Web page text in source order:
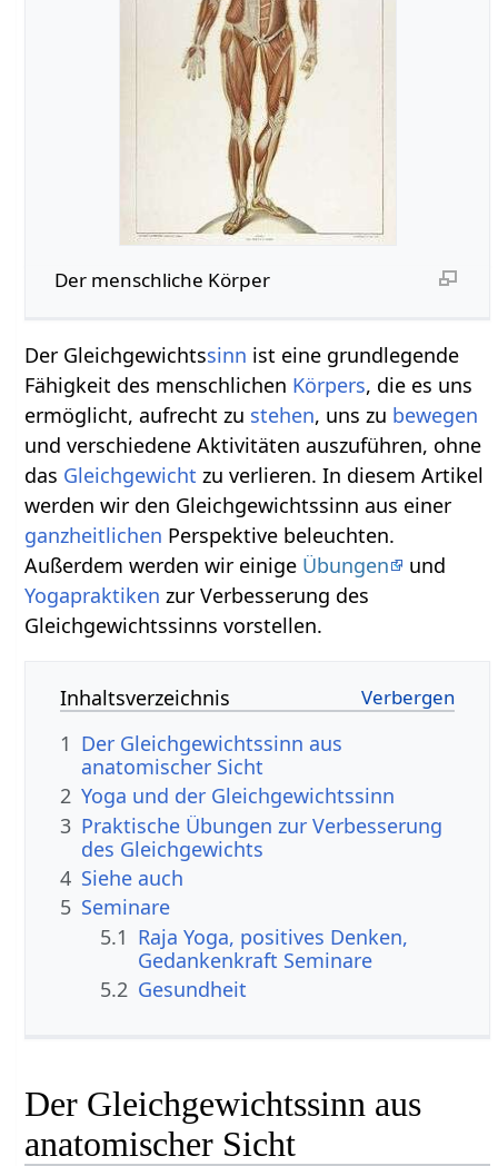
Der menschliche Körper
Der Gleichgewichtssinn ist eine grundlegende
Fähigkeit des menschlichen Körpers, die es uns
ermöglicht, aufrecht zu stehen, uns zu bewegen
und verschiedene Aktivitäten auszuführen, ohne
das Gleichgewicht zu verlieren. In diesem Artikel
werden wir den Gleichgewichtssinn aus einer
ganzheitlichen Perspektive beleuchten.
Außerdem werden wir einige Übungen
und
Yogapraktiken zur Verbesserung des
Gleichgewichtssinns vorstellen.
Inhaltsverzeichnis
1 Der Gleichgewichtssinn aus
anatomischer Sicht
2 Yoga und der Gleichgewichtssinn
3 Praktische Übungen zur Verbesserung
des Gleichgewichts
4 Siehe auch
5 Seminare
5.1 Raja Yoga, positives Denken,
Gedankenkraft Seminare
5.2 Gesundheit
Der Gleichgewichtssinn aus
anatomischer Sicht